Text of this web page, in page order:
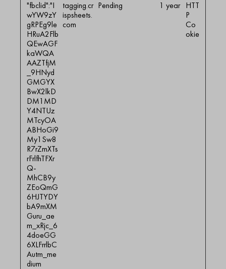
"fbclid":"I
wYW9zY
gRPEg9le
HRuA2Flb
QEwAGF
kaWQA
AAZTfjM
_9HNyd
GMGYX
BwX2lkD
DM1MD
Y4NTUz
MTcyOA
ABHoGi9
My1Sw8
R7rZmXTs
rFrlfhTFXr
Q-
MhCB9y
ZEoQmG
6HJTYDY
bA9mXM
Guru_ae
m_xRjc_6
4doeGG
6XLFrrlbC
Autm_me
dium
tagging.cr
ispsheets.
com
Pending 1 year
HTT
P
Co
okie